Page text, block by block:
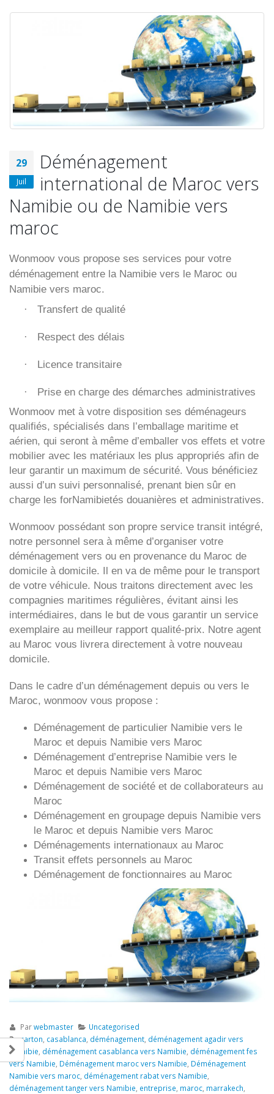
29
Juil
Déménagement
international de Maroc vers
Namibie ou de Namibie vers
maroc
Wonmoov vous propose ses services pour votre
déménagement entre la Namibie vers le Maroc ou
Namibie vers maroc.
· Transfert de qualité
· Respect des délais
· Licence transitaire
·
Prise en charge des démarches administratives
Wonmoov met à votre disposition ses déménageurs
qualifiés, spécialisés dans l’emballage maritime et
aérien, qui seront à même d’emballer vos effets et votre
mobilier avec les matériaux les plus appropriés afin de
leur garantir un maximum de sécurité. Vous bénéficiez
aussi d’un suivi personnalisé, prenant bien sûr en
charge les forNamibietés douanières et administratives.
Wonmoov possédant son propre service transit intégré,
notre personnel sera à même d’organiser votre
déménagement vers ou en provenance du Maroc de
domicile à domicile. Il en va de même pour le transport
de votre véhicule. Nous traitons directement avec les
compagnies maritimes régulières, évitant ainsi les
intermédiaires, dans le but de vous garantir un service
exemplaire au meilleur rapport qualité-prix. Notre agent
au Maroc vous livrera directement à votre nouveau
domicile.
Dans le cadre d’un déménagement depuis ou vers le
Maroc, wonmoov vous propose :
Déménagement de particulier Namibie vers le
Maroc et depuis Namibie vers Maroc
Déménagement d’entreprise Namibie vers le
Maroc et depuis Namibie vers Maroc
Déménagement de société et de collaborateurs au
Maroc
Déménagement en groupage depuis Namibie vers
le Maroc et depuis Namibie vers Maroc
Déménagements internationaux au Maroc
Transit effets personnels au Maroc
Déménagement de fonctionnaires au Maroc
Parwebmaster
Uncategorised
carton, casablanca, déménagement, déménagement agadir vers
Namibie, déménagement casablanca vers Namibie, déménagement fes
vers Namibie, Déménagement maroc vers Namibie, Déménagement
Namibie vers maroc, déménagement rabat vers Namibie,
déménagement tanger vers Namibie, entreprise, maroc, marrakech,